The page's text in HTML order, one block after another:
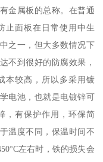
金属板的总称。在普通
止面板在日常使用中生
之一，但大多数情况下
不到很好的防腐效果，
本较高，所以多采用镀
电池，也就是电镀锌可
，有保护作用，环保简
温度不同，保温时间不
左右时，铁的损失会